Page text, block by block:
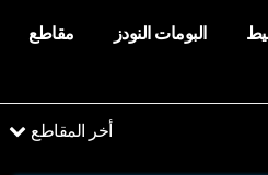
مقاطع البومات النودز
أخر المقاطع